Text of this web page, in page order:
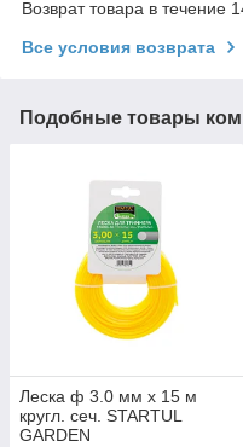
Возврат товара в течение
Все условия возврата
Подобные товары
Леска ф 3.0 мм х 15 м
кругл. сеч. STARTUL
GARDEN